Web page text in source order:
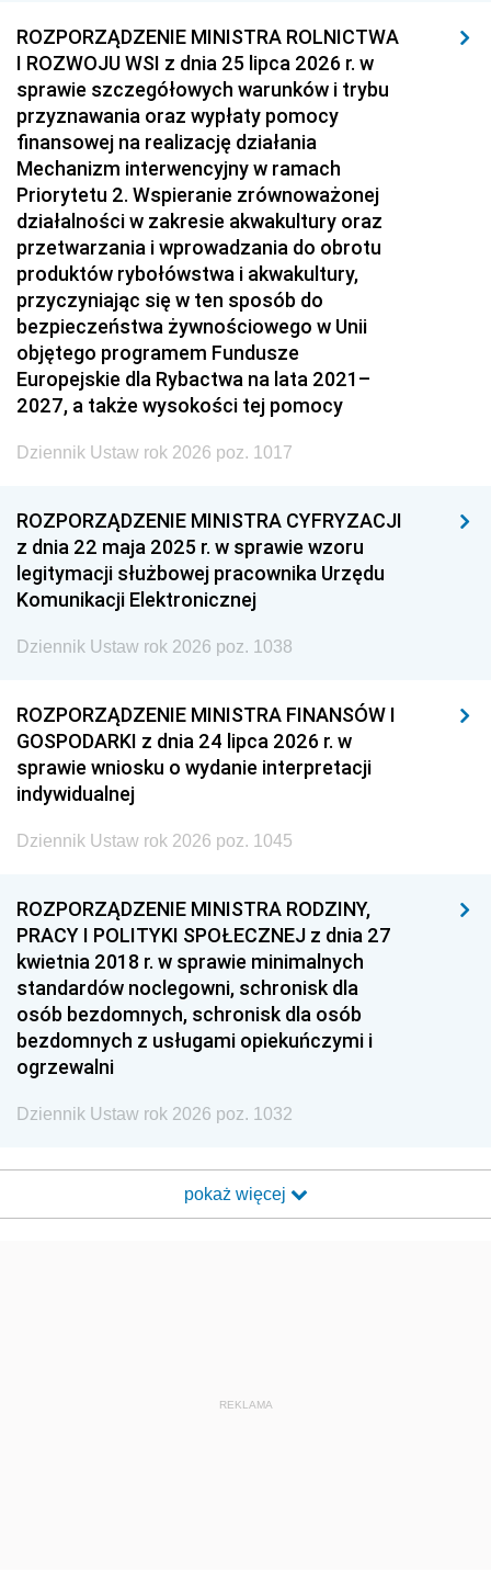
ROZPORZĄDZENIE MINISTRA ROLNICTWA
I ROZWOJU WSI z dnia 25 lipca 2026 r. w
sprawie szczegółowych warunków i trybu
przyznawania oraz wypłaty pomocy
finansowej na realizację działania
Mechanizm interwencyjny w ramach
Priorytetu 2. Wspieranie zrównoważonej
działalności w zakresie akwakultury oraz
przetwarzania i wprowadzania do obrotu
produktów rybołówstwa i akwakultury,
przyczyniając się w ten sposób do
bezpieczeństwa żywnościowego w Unii
objętego programem Fundusze
Europejskie dla Rybactwa na lata 2021–
2027, a także wysokości tej pomocy
Dziennik Ustaw rok 2026 poz. 1017
ROZPORZĄDZENIE MINISTRA CYFRYZACJI
z dnia 22 maja 2025 r. w sprawie wzoru
legitymacji służbowej pracownika Urzędu
Komunikacji Elektronicznej
Dziennik Ustaw rok 2026 poz. 1038
ROZPORZĄDZENIE MINISTRA FINANSÓW I
GOSPODARKI z dnia 24 lipca 2026 r. w
sprawie wniosku o wydanie interpretacji
indywidualnej
Dziennik Ustaw rok 2026 poz. 1045
ROZPORZĄDZENIE MINISTRA RODZINY,
PRACY I POLITYKI SPOŁECZNEJ z dnia 27
kwietnia 2018 r. w sprawie minimalnych
standardów noclegowni, schronisk dla
osób bezdomnych, schronisk dla osób
bezdomnych z usługami opiekuńczymi i
ogrzewalni
Dziennik Ustaw rok 2026 poz. 1032
pokaż więcej
REKLAMA